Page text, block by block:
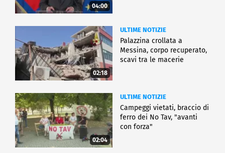
04:00
02:18
ULTIME NOTIZIE
Palazzina crollata a
Messina, corpo recuperato,
scavi tra le macerie
02:04
ULTIME NOTIZIE
Campeggi vietati, braccio di
ferro dei No Tav, "avanti
con forza"